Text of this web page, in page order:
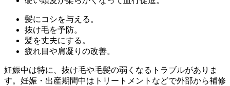
髪にコシを与える。
抜け毛を予防。
髪を丈夫にする。
疲れ目や肩凝りの改善。
妊娠中は特に、抜け毛や毛髪の弱くなるトラブルがありま
す。妊娠・出産期間中はトリートメントなどで外部から補修